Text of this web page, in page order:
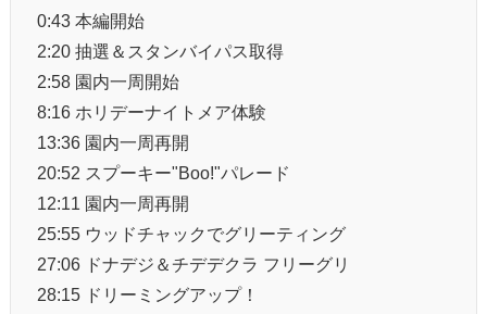
0:43 本編開始
2:20 抽選＆スタンバイパス取得
2:58 園内一周開始
8:16 ホリデーナイトメア体験
13:36 園内一周再開
20:52 スプーキー"Boo!"パレード
12:11 園内一周再開
25:55 ウッドチャックでグリーティング
27:06 ドナデジ＆チデデクラ フリーグリ
28:15 ドリーミングアップ！